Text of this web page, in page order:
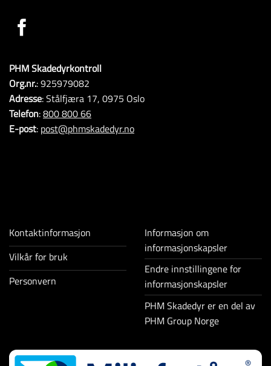
PHM Skadedyrkontroll
Org.nr.: 925979082
Adresse: Stålfjæra 17, 0975 Oslo
Telefon:800 800 66
E-post: post@phmskadedyr.no
Kontaktinformasjon
Vilkår for bruk
Personvern
Informasjon om
informasjonskapsler
Endre innstillingene for
informasjonskapsler
PHM Skadedyr er en del av
PHM Group Norge